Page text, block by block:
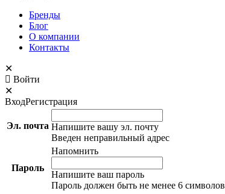
Бренды
Блог
О компании
Контакты
✕
Войти
✕
ВходРегистрация
Эл. почта Напишите вашу эл. почту
Введен неправильный адрес
Пароль
Напомнить
Напишите ваш пароль
Пароль должен быть не менее 6 символов